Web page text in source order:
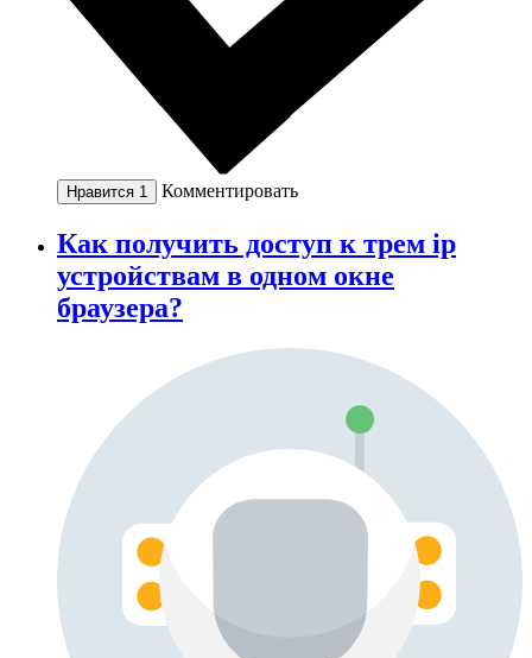
Нравится 1 Комментировать
Как получить доступ к трем ip
устройствам в одном окне
браузера?